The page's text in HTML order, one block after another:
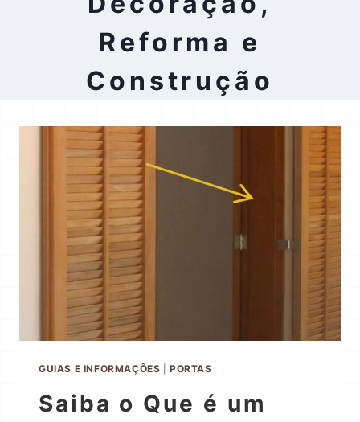
Reforma e
Construção
GUIAS E INFORMAÇÕES |PORTAS
Saiba o Que é um